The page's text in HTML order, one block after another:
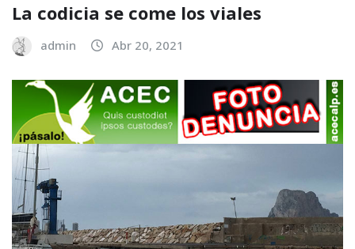
La codicia se come los viales
admin Abr 20, 2021